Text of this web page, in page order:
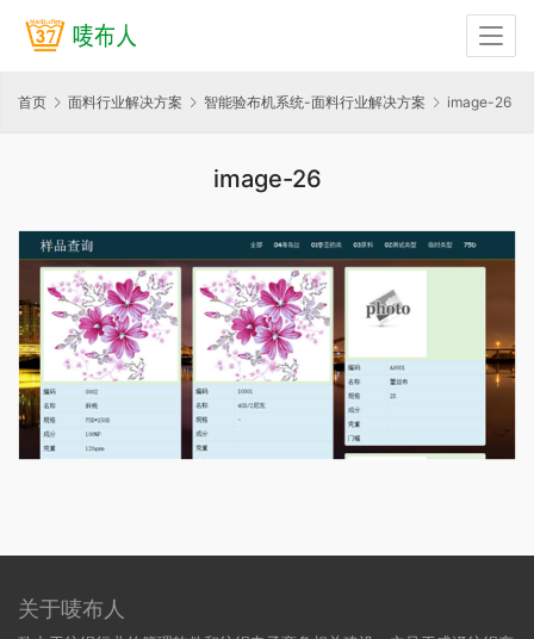
首页 面料行业解决方案 智能验布机系统-面料行业解决方案 image-26
image-26
关于唛布人